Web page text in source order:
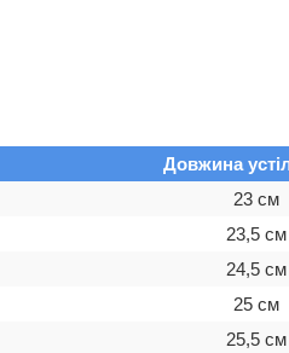
Довжина
23 см
23,5 см
24,5 см
25 см
25,5 см